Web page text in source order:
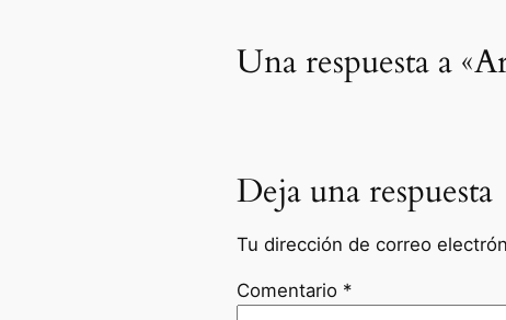
Una respuesta a
Deja una respuesta
Tu dirección de correo
Comentario *